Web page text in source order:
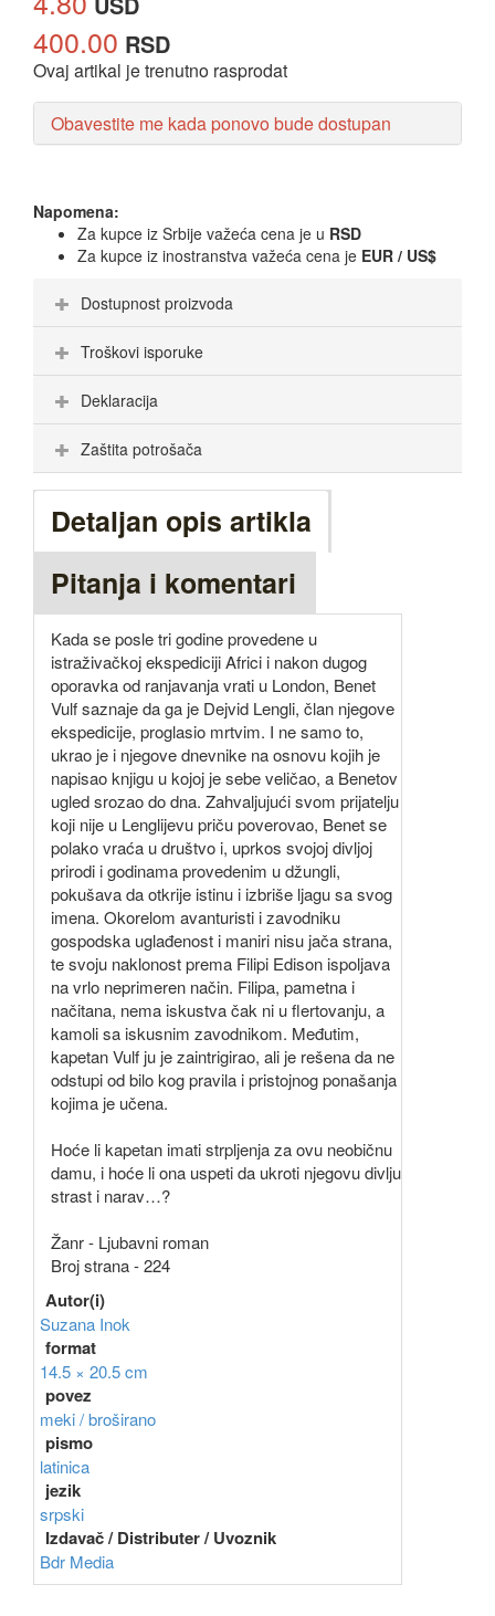
400.00 RSD
Ovaj artikal je trenutno rasprodat
Obavestite me kada ponovo bude dostupan
Napomena:
Za kupce iz Srbije važeća cena je u RSD
Za kupce iz inostranstva važeća cena je EUR / US$
Dostupnost proizvoda
Troškovi isporuke
Deklaracija
Zaštita potrošača
Detaljan opis artikla
Pitanja i komentari
Kada se posle tri godine provedene u
istraživačkoj ekspediciji Africi i nakon dugog
oporavka od ranjavanja vrati u London, Benet
Vulf saznaje da ga je Dejvid Lengli, član njegove
ekspedicije, proglasio mrtvim. I ne samo to,
ukrao je i njegove dnevnike na osnovu kojih je
napisao knjigu u kojoj je sebe veličao, a Benetov
ugled srozao do dna. Zahvaljujući svom prijatelju
koji nije u Lenglijevu priču poverovao, Benet se
polako vraća u društvo i, uprkos svojoj divljoj
prirodi i godinama provedenim u džungli,
pokušava da otkrije istinu i izbriše ljagu sa svog
imena. Okorelom avanturisti i zavodniku
gospodska uglađenost i maniri nisu jača strana,
te svoju naklonost prema Filipi Edison ispoljava
na vrlo neprimeren način. Filipa, pametna i
načitana, nema iskustva čak ni u flertovanju, a
kamoli sa iskusnim zavodnikom. Međutim,
kapetan Vulf ju je zaintrigirao, ali je rešena da ne
odstupi od bilo kog pravila i pristojnog ponašanja
kojima je učena.
Hoće li kapetan imati strpljenja za ovu neobičnu
damu, i hoće li ona uspeti da ukroti njegovu divlju
strast i narav…?
Žanr - Ljubavni roman
Broj strana - 224
Autor(i)
Suzana Inok
format
14.5 × 20.5 cm
povez
meki / broširano
pismo
latinica
jezik
srpski
Izdavač / Distributer / Uvoznik
Bdr Media